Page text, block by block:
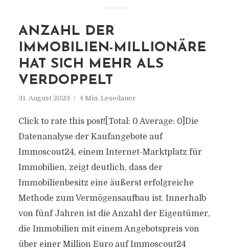
ANZAHL DER
IMMOBILIEN-MILLIONÄRE
HAT SICH MEHR ALS
VERDOPPELT
31. August 2023 4 Min. Lesedauer
Click to rate this post![Total: 0 Average: 0]Die
Datenanalyse der Kaufangebote auf
Immoscout24, einem Internet-Marktplatz für
Immobilien, zeigt deutlich, dass der
Immobilienbesitz eine äußerst erfolgreiche
Methode zum Vermögensaufbau ist. Innerhalb
von fünf Jahren ist die Anzahl der Eigentümer,
die Immobilien mit einem Angebotspreis von
über einer Million Euro auf Immoscout24